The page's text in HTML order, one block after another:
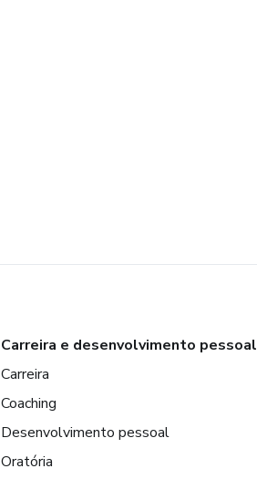
Carreira e desenvolvimento pessoal
Carreira
Coaching
Desenvolvimento pessoal
Oratória